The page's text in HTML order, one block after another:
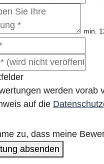
min.
werden vorab
auf die
zu, dass meine
absenden